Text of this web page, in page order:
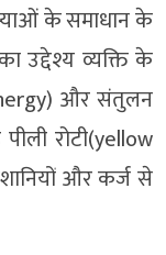
के समाधान के
उद्देश्य व्यक्ति के
और संतुलन
रोटी(yellow
और कर्ज से